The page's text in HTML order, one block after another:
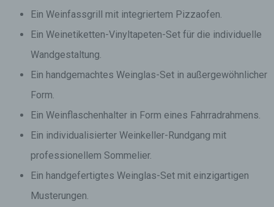
Ein Weinfassgrill mit integriertem Pizzaofen.
Ein Weinetiketten-Vinyltapeten-Set für die individuelle
Wandgestaltung.
Ein handgemachtes Weinglas-Set in außergewöhnlicher
Form.
Ein Weinflaschenhalter in Form eines Fahrradrahmens.
Ein individualisierter Weinkeller-Rundgang mit
professionellem Sommelier.
Ein handgefertigtes Weinglas-Set mit einzigartigen
Musterungen.